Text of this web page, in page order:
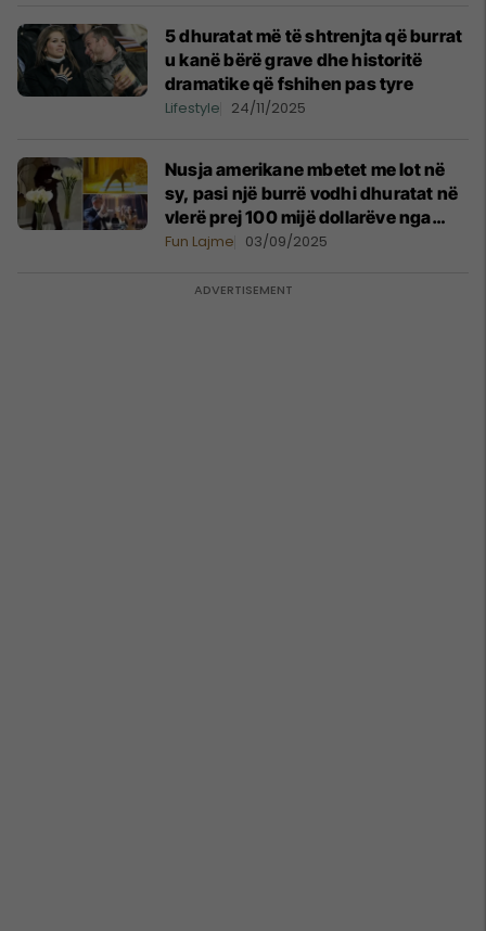
5 dhuratat më të shtrenjta që burrat
u kanë bërë grave dhe historitë
dramatike që fshihen pas tyre
Lifestyle 24/11/2025
Nusja amerikane mbetet me lot në
sy, pasi një burrë vodhi dhuratat në
vlerë prej 100 mijë dollarëve nga
dasma e saj luksoze
Fun Lajme 03/09/2025